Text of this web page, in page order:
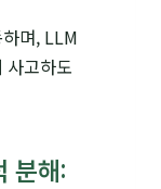
며, LLM
사고하도
분해: